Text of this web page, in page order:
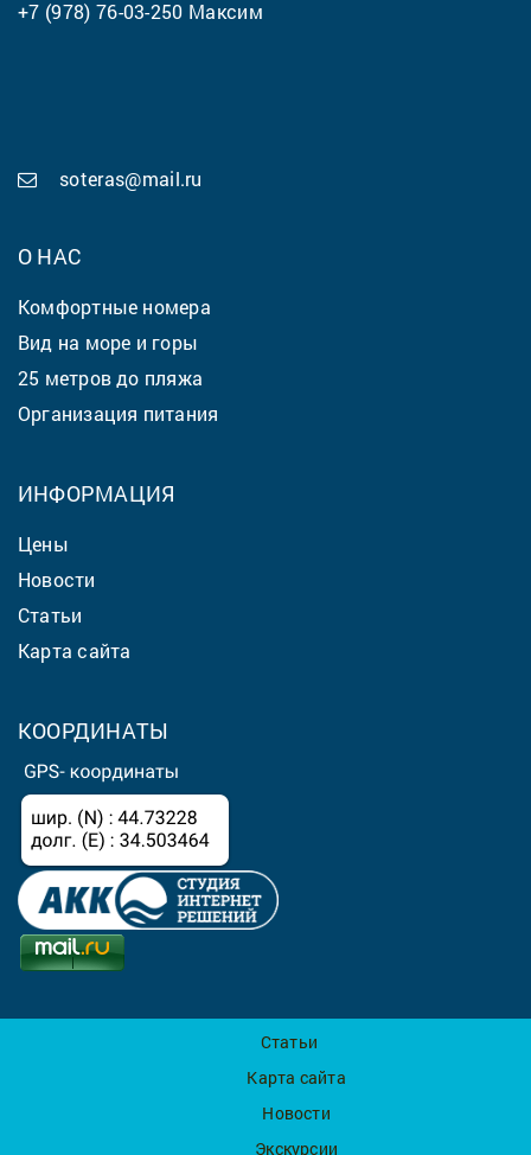
+7 (978) 76-03-250 Максим
soteras@mail.ru
О НАС
Комфортные номера
Вид на море и горы
25 метров до пляжа
Организация питания
ИНФОРМАЦИЯ
Цены
Новости
Статьи
Карта сайта
КООРДИНАТЫ
Статьи
Карта сайта
Новости
Экскурсии